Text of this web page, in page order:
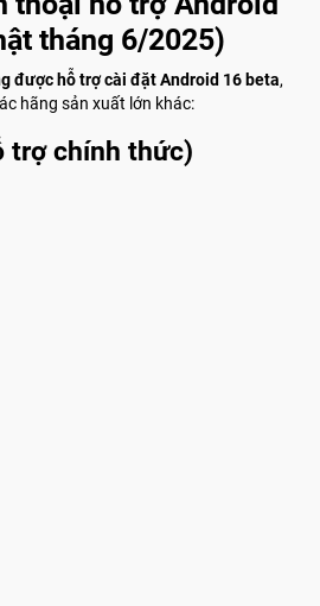
tháng 6/2025)
được hỗ trợ cài đặt Android 16 beta,
hãng sản xuất lớn khác:
trợ chính thức)